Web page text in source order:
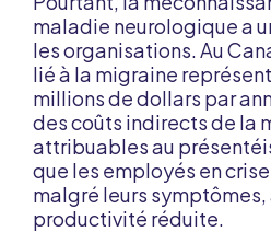
maladie neurologique a
les organisations. Au
lié à la migraine
millions de dollars par
des coûts indirects de la
attribuables au
que les employés en
malgré leurs symptômes,
productivité réduite.